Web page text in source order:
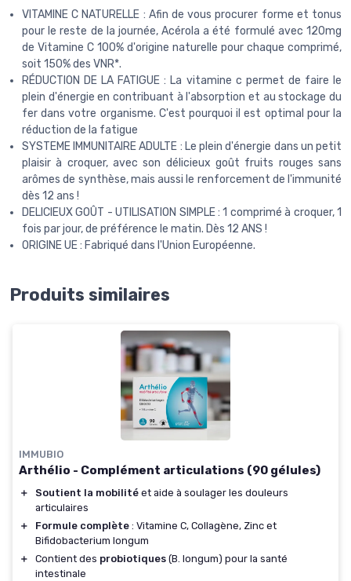
VITAMINE C NATURELLE : Afin de vous procurer forme et tonus
pour le reste de la journée, Acérola a été formulé avec 120mg
de Vitamine C 100% d'origine naturelle pour chaque comprimé,
soit 150% des VNR*.
RÉDUCTION DE LA FATIGUE : La vitamine c permet de faire le
plein d'énergie en contribuant à l'absorption et au stockage du
fer dans votre organisme. C'est pourquoi il est optimal pour la
réduction de la fatigue
SYSTEME IMMUNITAIRE ADULTE : Le plein d'énergie dans un petit
plaisir à croquer, avec son délicieux goût fruits rouges sans
arômes de synthèse, mais aussi le renforcement de l'immunité
dès 12 ans !
DELICIEUX GOÛT - UTILISATION SIMPLE : 1 comprimé à croquer, 1
fois par jour, de préférence le matin. Dès 12 ANS !
ORIGINE UE : Fabriqué dans l'Union Européenne.
Produits similaires
IMMUBIO
Arthélio - Complément articulations (90 gélules)
＋ Soutient la mobilité et aide à soulager les douleurs
articulaires
＋
Formule complète : Vitamine C, Collagène, Zinc et
Bifidobacterium longum
＋
Contient des probiotiques (B. longum) pour la santé
intestinale